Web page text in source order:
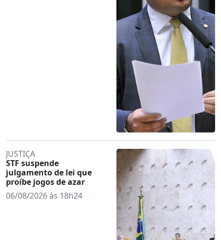
JUSTIÇA
STF suspende
julgamento de lei que
proíbe jogos de azar
06/08/2026 às 18h24